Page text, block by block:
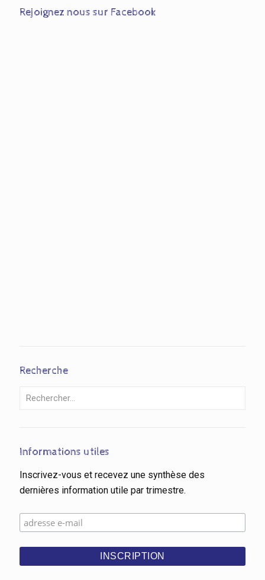
Rejoignez nous sur Facebook
Recherche
Informations utiles
Inscrivez-vous et recevez une synthèse des
dernières information utile par trimestre.